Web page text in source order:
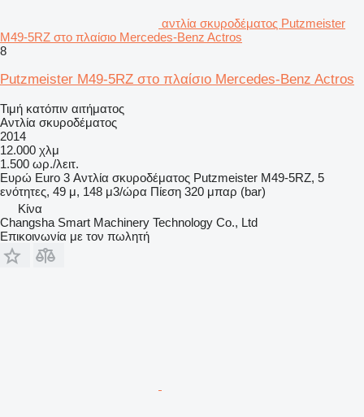
αντλία σκυροδέματος Putzmeister
M49-5RZ στο πλαίσιο Mercedes-Benz Actros
8
Putzmeister M49-5RZ στο πλαίσιο Mercedes-Benz Actros
Τιμή κατόπιν αιτήματος
Αντλία σκυροδέματος
2014
12.000 χλμ
1.500 ωρ./λειτ.
Ευρώ Euro 3 Αντλία σκυροδέματος Putzmeister M49-5RZ, 5
ενότητες, 49 μ, 148 μ3/ώρα Πίεση 320 μπαρ (bar)
Κίνα
Changsha Smart Machinery Technology Co., Ltd
Επικοινωνία με τον πωλητή